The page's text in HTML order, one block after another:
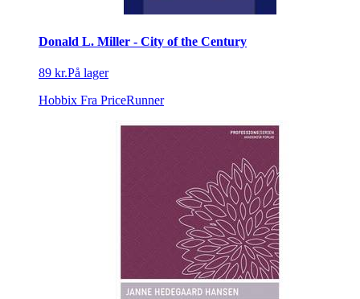
Donald L. Miller - City of the Century
89 kr.På lager
Hobbix Fra PriceRunner